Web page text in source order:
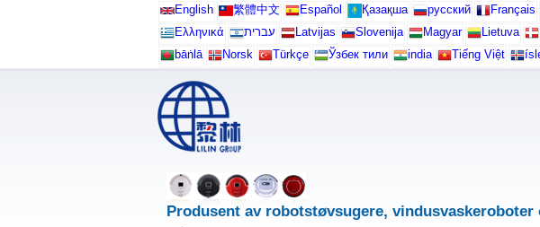
English 繁體中文 Español Қазақша русский Français
Ελληνικά
עברית Latvijas Slovenija Magyar Lietuva
bāṅlā
Norsk Türkçe Ўзбек тили india Tiếng Việt
Produsent av robotstøvsugere, vindusvaskeroboter